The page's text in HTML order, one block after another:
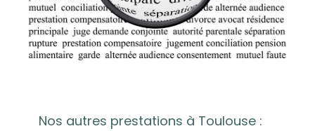
Nos autres prestations à Toulouse :